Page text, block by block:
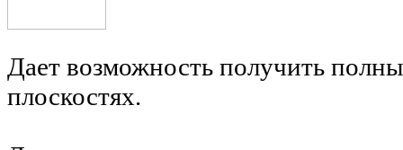
Дает возможность получить
плоскостях.